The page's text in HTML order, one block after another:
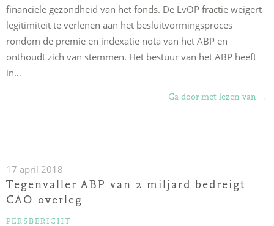
financiële gezondheid van het fonds. De LvOP fractie weigert
legitimiteit te verlenen aan het besluitvormingsproces
rondom de premie en indexatie nota van het ABP en
onthoudt zich van stemmen. Het bestuur van het ABP heeft
in…
Ga door met lezen van →
17 april 2018
Tegenvaller ABP van 2 miljard bedreigt
CAO overleg
CATEGORIEËN
PERSBERICHT